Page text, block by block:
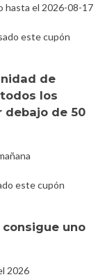
hasta el 2026-08-17
este cupón
de
los
debajo de 50
este cupón
consigue uno
2026